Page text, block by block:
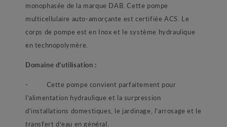
monophasée de la marque DAB. Cette pompe
multicellulaire auto-amorçante est certifiée ACS. Le
corps de pompe est en Inox et le système hydraulique
en technopolymère.
Domaine d’utilisation :
- Cette pompe convient parfaitement pour
l’alimentation hydraulique et la surpression
d’installations domestiques, le jardinage, l’arrosage et le
transfert d’eau en général.